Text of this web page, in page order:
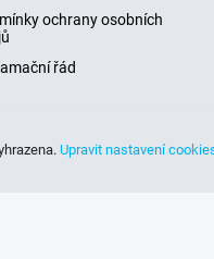
ochrany osobních
řád
Upravit nastavení